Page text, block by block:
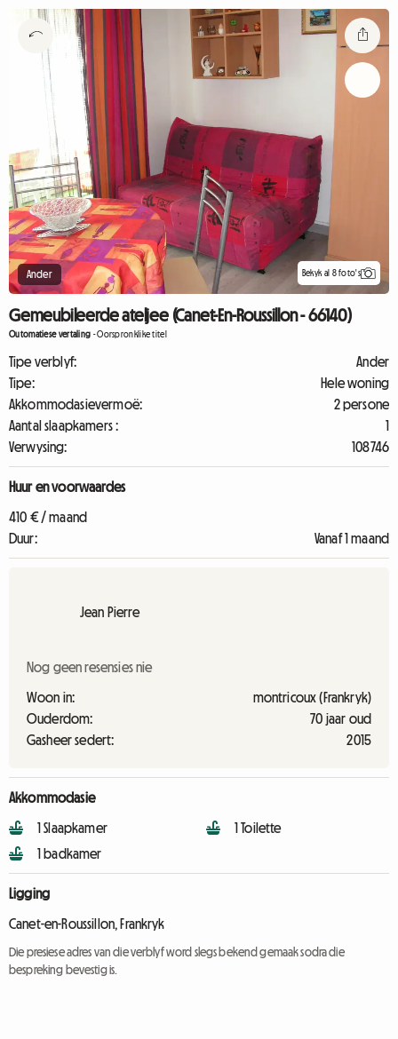
Ander Bekyk al 8 foto's
Gemeubileerde ateljee (Canet-En-Roussillon - 66140)
Outomatiese vertaling -Oorspronklike titel
Tipe verblyf:
Ander
Tipe:
Hele woning
Akkommodasievermoë:
2 persone
Aantal slaapkamers :
1
Verwysing:
108746
Huur en voorwaardes
410 € / maand
Duur:
Vanaf 1 maand
Jean Pierre
Nog geen resensies nie
Woon in:
montricoux (Frankryk)
Ouderdom:
70 jaar oud
Gasheer sedert:
2015
Akkommodasie
1 Slaapkamer
1 badkamer
1 Toilette
Ligging
Canet-en-Roussillon, Frankryk
Die presiese adres van die verblyf word slegs bekend gemaak sodra die
bespreking bevestig is.